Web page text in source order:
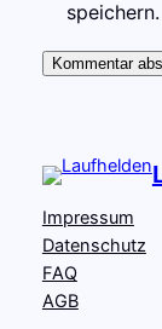
speichern.
Impressum
Datenschutz
FAQ
AGB